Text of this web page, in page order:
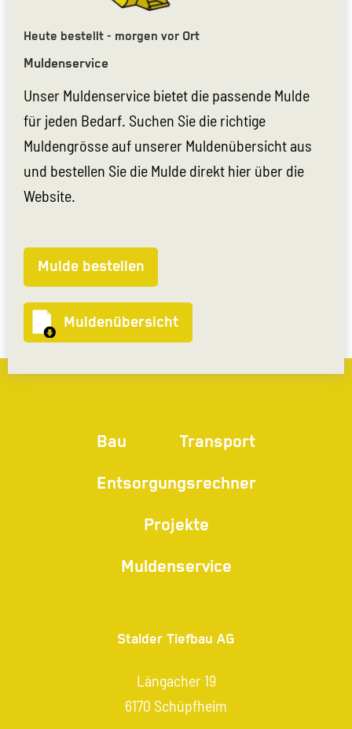
Heute bestellt - morgen vor Ort
Muldenservice
Unser Muldenservice bietet die passende Mulde
für jeden Bedarf. Suchen Sie die richtige
Muldengrösse auf unserer Muldenübersicht aus
und bestellen Sie die Mulde direkt hier über die
Website.
Mulde bestellen
Muldenübersicht
Bau Transport
Entsorgungsrechner
Projekte
Muldenservice
Stalder Tiefbau AG
Längacher 19
6170 Schüpfheim